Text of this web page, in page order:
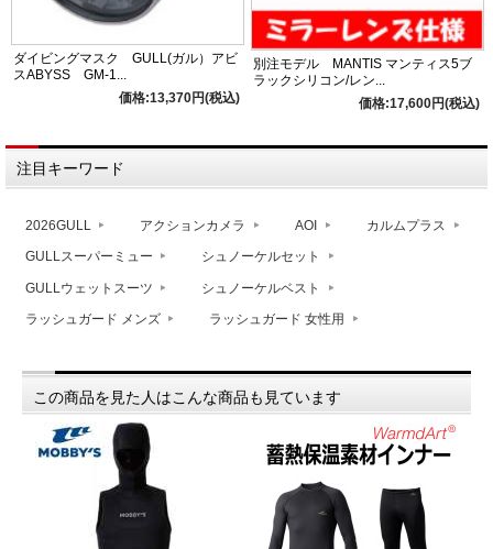
ダイビングマスク GULL(ガル）アビ
スABYSS GM-1...
価格:13,370円(税込)
別注モデル MANTIS マンティス5ブ
ラックシリコン/レン...
価格:17,600円(税込)
注目キーワード
2026GULL アクションカメラ AOI カルムプラス
GULLスーパーミュー シュノーケルセット
GULLウェットスーツ シュノーケルベスト
ラッシュガード メンズ ラッシュガード 女性用
この商品を見た人はこんな商品も見ています